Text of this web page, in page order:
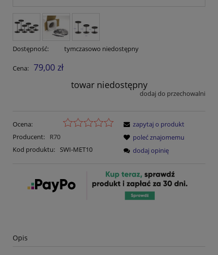
Dostępność: tymczasowo niedostępny
Cena:
79,00 zł
towar niedostępny
dodaj do przechowalni
Ocena:
Producent:
R70
Kod produktu: SWI-MET10
zapytaj o produkt
poleć znajomemu
dodaj opinię
Opis